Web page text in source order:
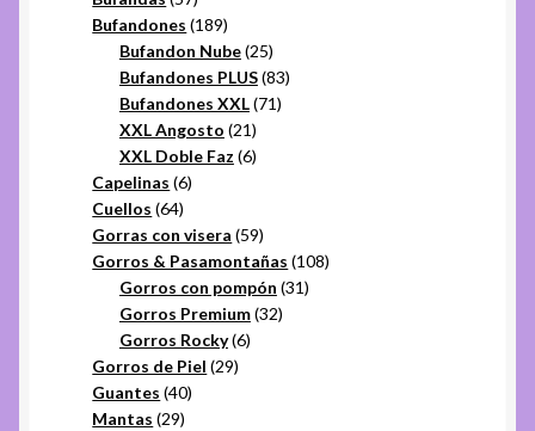
productos
Bufandones 189189
productos
Bufandon Nube 2525
productos
Bufandones PLUS 8383
Bufandones XXL 7171
XXL Angosto 2121
productos
XXL Doble Faz 66
Capelinas 66
Cuellos 6464
productos
Gorras con visera 5959
productos
Gorros & Pasamontañas 108108
Gorros con pompón 3131
Gorros Premium 3232
Gorros Rocky 66
Gorros de Piel 2929
Guantes 4040
Mantas 2929